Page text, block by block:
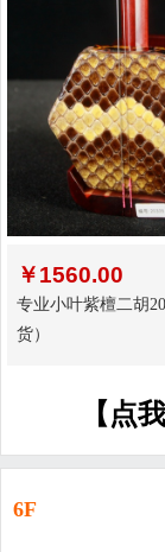
￥1560.00
专业小叶紫檀二胡
货）
【点
6F